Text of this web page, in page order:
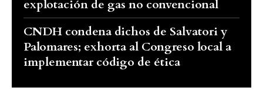
explotación de gas no convencional
CNDH condena dichos de Salvatori y
Palomares; exhorta al Congreso local a
implementar código de ética